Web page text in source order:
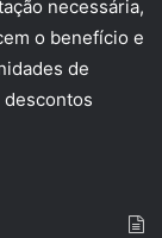
necessária,
o benefício e
de